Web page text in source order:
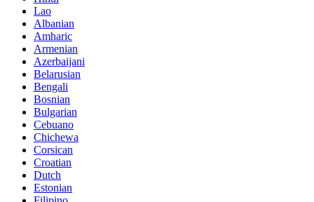
Lao
Albanian
Amharic
Armenian
Azerbaijani
Belarusian
Bengali
Bosnian
Bulgarian
Cebuano
Chichewa
Corsican
Croatian
Dutch
Estonian